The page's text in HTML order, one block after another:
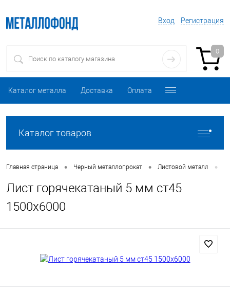
Вход Регистрация
0
Каталог металла Доставка Оплата
Каталог товаров
Главная страница • Черный металлопрокат • Листовой металл •
Лист горячекатаный 5 мм ст45
1500х6000